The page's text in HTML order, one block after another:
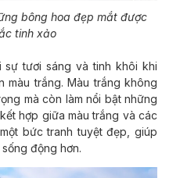
bông hoa đẹp mắt được
tinh xảo
sự tươi sáng và tinh khôi khi
màu trắng. Màu trắng không
mà còn làm nổi bật những
hợp giữa màu trắng và các
bức tranh tuyệt đẹp, giúp
động hơn.